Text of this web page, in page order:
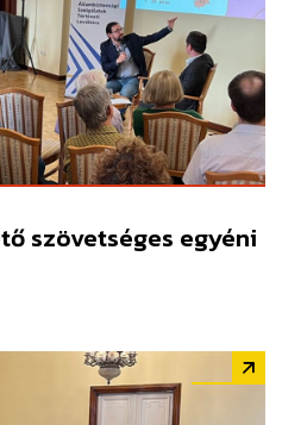
szövetséges egyéni